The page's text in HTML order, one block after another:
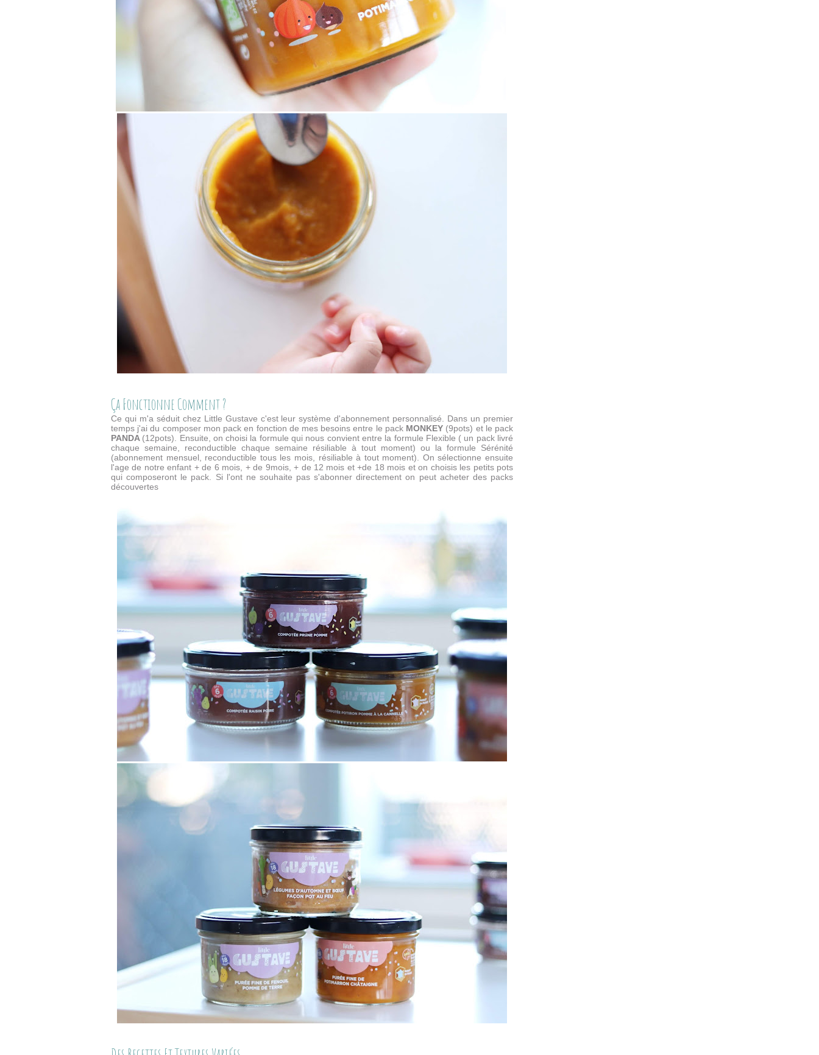
Ça Fonctionne Comment ?
Ce qui m'a séduit chez Little Gustave c'est leur système d'abonnement personnalisé. Dans un premier
temps j'ai du composer mon pack en fonction de mes besoins entre le pack MONKEY (9pots) et le pack
PANDA (12pots). Ensuite, on choisi la formule qui nous convient entre la formule Flexible ( un pack livré
chaque semaine, reconductible chaque semaine résiliable à tout moment) ou la formule Sérénité
(abonnement mensuel, reconductible tous les mois, résiliable à tout moment). On sélectionne ensuite
l'age de notre enfant + de 6 mois, + de 9mois, + de 12 mois et +de 18 mois et on choisis les petits pots
qui composeront le pack. Si l'ont ne souhaite pas s'abonner directement on peut acheter des packs
découvertes